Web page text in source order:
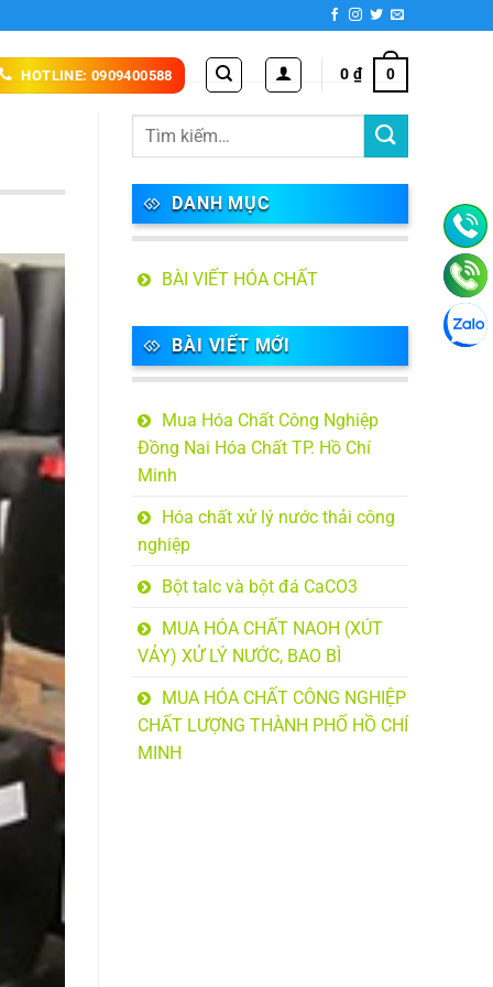
HOTLINE: 0909400588 0₫ 0
DANH MỤC
BÀI VIẾT HÓA CHẤT
BÀI VIẾT MỚI
Mua Hóa Chất Công Nghiệp
Đồng Nai Hóa Chất TP. Hồ Chí
Minh
Hóa chất xử lý nước thải công
nghiệp
Bột talc và bột đá CaCO3
MUA HÓA CHẤT NAOH (XÚT
VẢY) XỬ LÝ NƯỚC, BAO BÌ
MUA HÓA CHẤT CÔNG NGHIỆP
CHẤT LƯỢNG THÀNH PHỐ HỒ CHÍ
MINH